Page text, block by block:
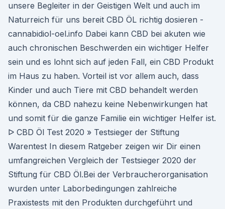
unsere Begleiter in der Geistigen Welt und auch im
Naturreich für uns bereit CBD ÖL richtig dosieren -
cannabidiol-oel.info Dabei kann CBD bei akuten wie
auch chronischen Beschwerden ein wichtiger Helfer
sein und es lohnt sich auf jeden Fall, ein CBD Produkt
im Haus zu haben. Vorteil ist vor allem auch, dass
Kinder und auch Tiere mit CBD behandelt werden
können, da CBD nahezu keine Nebenwirkungen hat
und somit für die ganze Familie ein wichtiger Helfer ist.
ᐅ CBD Öl Test 2020 » Testsieger der Stiftung
Warentest In diesem Ratgeber zeigen wir Dir einen
umfangreichen Vergleich der Testsieger 2020 der
Stiftung für CBD Öl.Bei der Verbraucherorganisation
wurden unter Laborbedingungen zahlreiche
Praxistests mit den Produkten durchgeführt und